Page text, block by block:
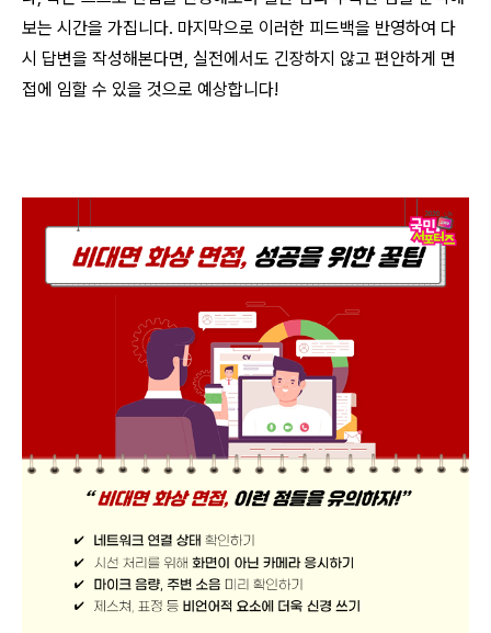
보는 시간을 가집니다. 마지막으로 이러한 피드백을 반영하여 다
시 답변을 작성해본다면, 실전에서도 긴장하지 않고 편안하게 면
접에 임할 수 있을 것으로 예상합니다!